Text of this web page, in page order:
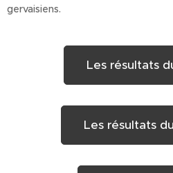
gervaisiens.
Les résultats
Les résultats